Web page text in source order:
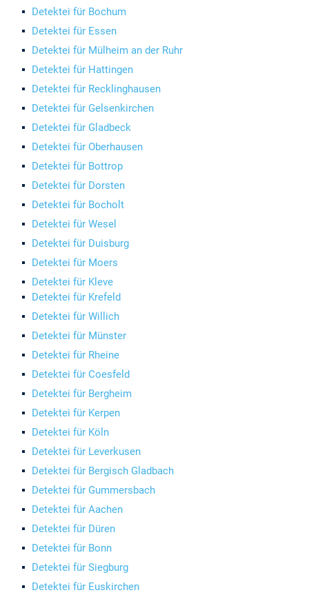
Detektei für Bochum
Detektei für Essen
Detektei für Mülheim an der Ruhr
Detektei für Hattingen
Detektei für Recklinghausen
Detektei für Gelsenkirchen
Detektei für Gladbeck
Detektei für Oberhausen
Detektei für Bottrop
Detektei für Dorsten
Detektei für Bocholt
Detektei für Wesel
Detektei für Duisburg
Detektei für Moers
Detektei für Kleve
Detektei für Krefeld
Detektei für Willich
Detektei für Münster
Detektei für Rheine
Detektei für Coesfeld
Detektei für Bergheim
Detektei für Kerpen
Detektei für Köln
Detektei für Leverkusen
Detektei für Bergisch Gladbach
Detektei für Gummersbach
Detektei für Aachen
Detektei für Düren
Detektei für Bonn
Detektei für Siegburg
Detektei für Euskirchen